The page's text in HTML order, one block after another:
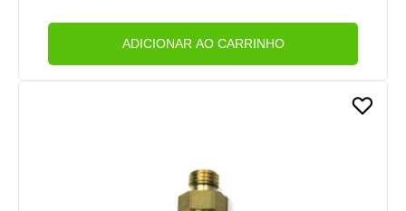
ADICIONAR AO CARRINHO